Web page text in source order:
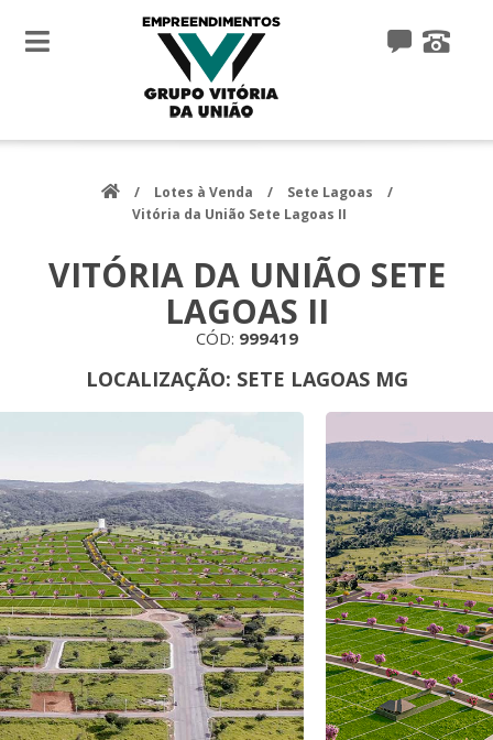
toggle
/ Lotes à Venda / Sete Lagoas
/
Vitória da União Sete Lagoas II
VITÓRIA DA UNIÃO SETE
LAGOAS II
CÓD: 999419
LOCALIZAÇÃO: SETE LAGOAS MG